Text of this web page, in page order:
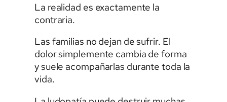
La realidad es exactamente la
contraria.
Las familias no dejan de sufrir. El
dolor simplemente cambia de forma
y suele acompañarlas durante toda la
vida.